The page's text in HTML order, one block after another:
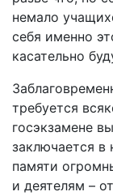
немало
себя именно
касательно
требуется
госэкзамене
заключается в
памяти
и деятелям –